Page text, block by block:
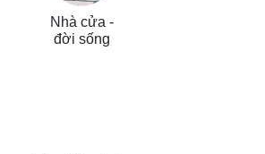
Nhà cửa -
đời sống